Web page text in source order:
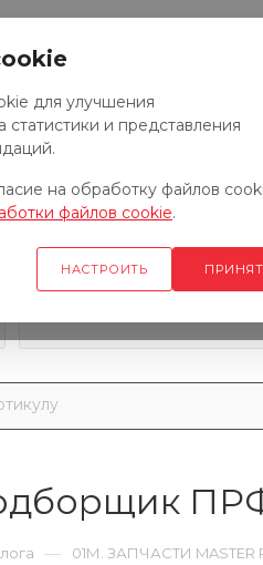
О КОМПАНИИ
Запчасти к грузовым
— 01М. ЗАПЧАСТИ MASTER
для улучшения
статистики и представления
на обработку файлов
файлов cookie.
НАСТРОИТЬ